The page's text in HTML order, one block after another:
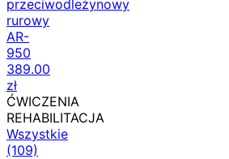
przeciwodleżynowy
rurowy
AR-
950
389.00
zł
ĆWICZENIA
REHABILITACJA
Wszystkie
(109)